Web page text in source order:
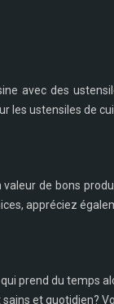
avec des
les ustensiles de
valeur de bons
appréciez
prend du temps
et quotidien?